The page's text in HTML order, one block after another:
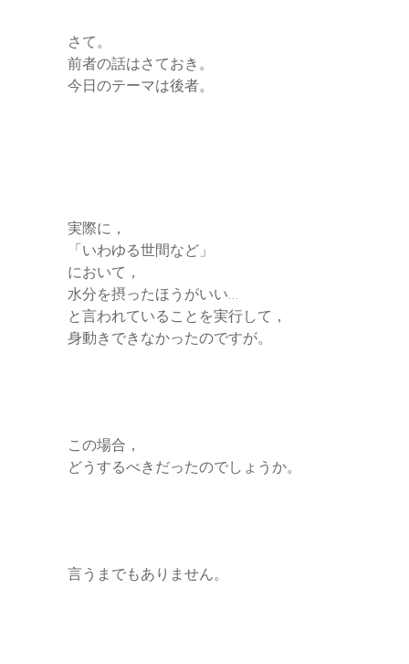
さて。
前者の話はさておき。
今日のテーマは後者。
実際に，
「いわゆる世間など」
において，
水分を摂ったほうがいい…
と言われていることを実行して，
身動きできなかったのですが。
この場合，
どうするべきだったのでしょうか。
言うまでもありません。